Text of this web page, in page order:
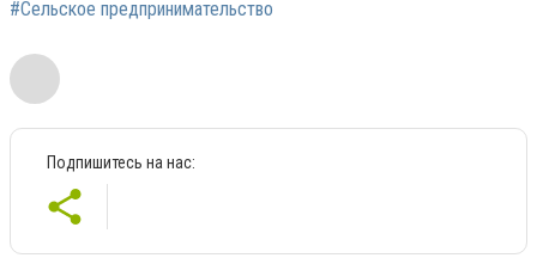
#Сельское предпринимательство
Подпишитесь на нас: